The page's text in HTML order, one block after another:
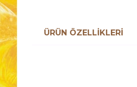
ÜRÜN ÖZELLIKLERI